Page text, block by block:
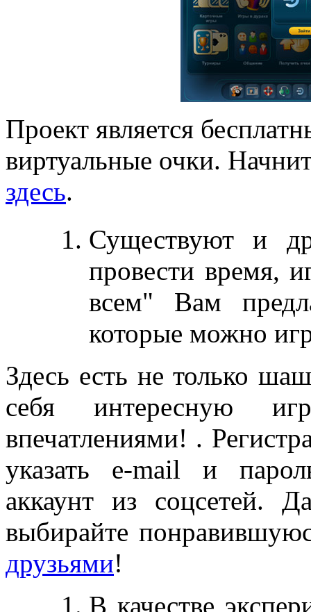
Проект является
виртуальные очки.
здесь.
Существуют и
провести время,
всем" Вам
которые можно
Здесь есть не только
себя интересную
впечатлениями! .
указать e-mail и
аккаунт из соцсетей.
выбирайте
друзьями!
В качестве